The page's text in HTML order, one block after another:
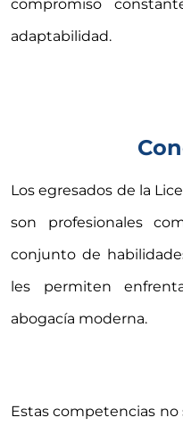
compromiso
adaptabilidad.
Los egresados de la
son profesionales
conjunto de
les permiten
abogacía moderna.
Estas competencias no